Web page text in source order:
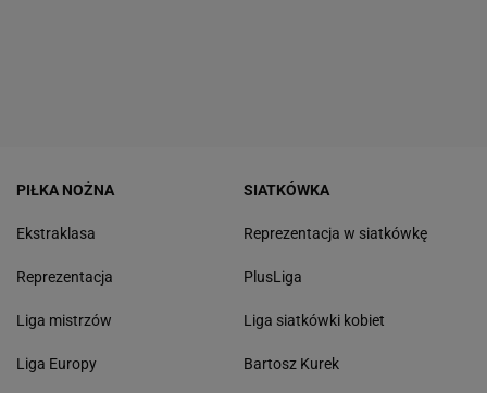
PIŁKA NOŻNA
Ekstraklasa
Reprezentacja
Liga mistrzów
Liga Europy
SIATKÓWKA
Reprezentacja w siatkówkę
PlusLiga
Liga siatkówki kobiet
Bartosz Kurek